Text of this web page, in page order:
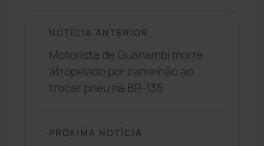
NOTÍCIA ANTERIOR
Motorista de Guanambi morre
atropelado por caminhão ao
trocar pneu na BR-135
PRÓXIMA NOTÍCIA